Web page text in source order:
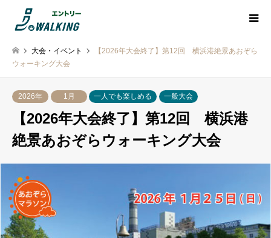
大会・イベント
【2026年大会終了】第12回 横浜港絶景あおぞら
ウォーキング大会
2026年 1月 一人でも楽しめる 一般大会
【2026年大会終了】第12回 横浜港
絶景あおぞらウォーキング大会